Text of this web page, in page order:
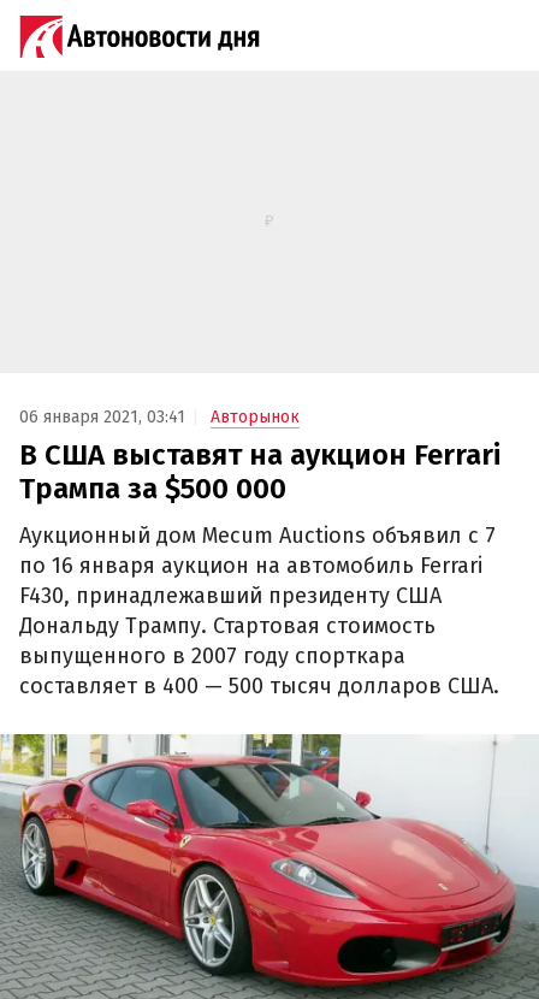
06 января 2021, 03:41 Авторынок
В США выставят на аукцион Ferrari
Трампа за $500 000
Аукционный дом Mecum Auctions объявил с 7
по 16 января аукцион на автомобиль Ferrari
F430, принадлежавший президенту США
Дональду Трампу. Стартовая стоимость
выпущенного в 2007 году спорткара
составляет в 400 — 500 тысяч долларов США.